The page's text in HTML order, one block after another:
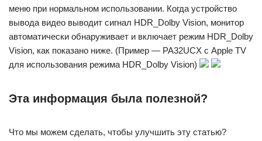
меню при нормальном использовании. Когда устройство
вывода видео выводит сигнал HDR_Dolby Vision, монитор
автоматически обнаруживает и включает режим HDR_Dolby
Vision, как показано ниже. (Пример — PA32UCX с Apple TV
для использования режима HDR_Dolby Vision)
Эта информация была полезной?
Что мы можем сделать, чтобы улучшить эту статью?